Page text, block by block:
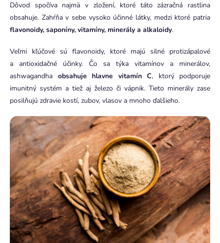
Dôvod spočíva najmä v zložení, ktoré táto zázračná rastlina
obsahuje. Zahŕňa v sebe vysoko účinné látky, medzi ktoré patria
flavonoidy, saponíny, vitamíny, minerály a alkaloidy.
Veľmi kľúčové sú flavonoidy, ktoré majú silné protizápalové
a antioxidačné účinky. Čo sa týka vitamínov a minerálov,
ashwagandha obsahuje hlavne vitamín C, ktorý podporuje
imunitný systém a tiež aj železo či vápnik. Tieto minerály zase
posilňujú zdravie kostí, zubov, vlasov a mnoho ďalšieho.